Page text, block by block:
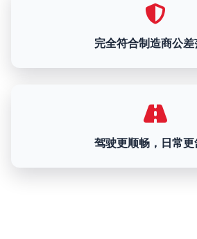
完全符合制造商公差
驾驶更顺畅，日常更